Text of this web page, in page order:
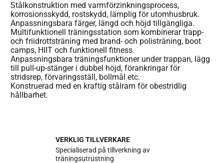
Stålkonstruktion med varmförzinkningsprocess,
korrosionsskydd, rostskydd, lämplig för utomhusbruk.
Anpassningsbara färger, längd och höjd tillgängliga.
Multifunktionell träningsstation som kombinerar trapp-
och friidrottsträning med brand- och polisträning, boot
camps, HIIT och funktionell fitness.
Anpassningsbara träningsfunktioner under trappan, lägg
till pull-up-stänger i dubbel höjd, förankringar för
stridsrep, förvaringsställ, bollmål etc.
Konstruerad med en kraftig stålram för obestridlig
hållbarhet.
VERKLIG TILLVERKARE
Specialiserad på tillverkning av
träningsutrustning